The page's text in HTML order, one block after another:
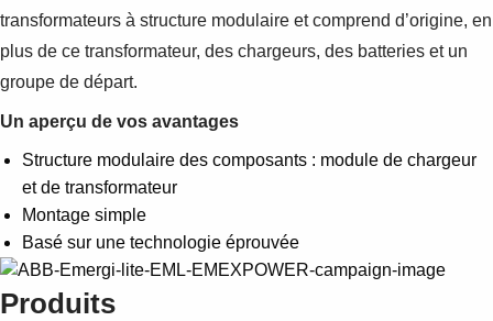
transformateurs à structure modulaire et comprend d’origine, en
plus de ce transformateur, des chargeurs, des batteries et un
groupe de départ.
Un aperçu de vos avantages
Structure modulaire des composants : module de chargeur
et de transformateur
Montage simple
Basé sur une technologie éprouvée
Produits